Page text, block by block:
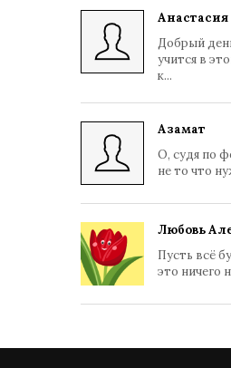
Анастасия
Добрый
учится в
к...
Азамат
О, судя по
не то что
Любовь
Пусть всё
это ничего